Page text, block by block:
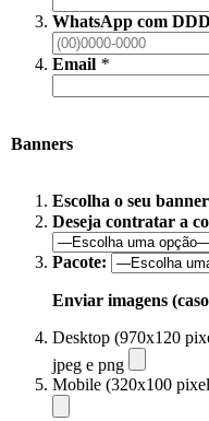
WhatsApp com DDD
Email *
Banners
Escolha o seu
Deseja contratar a
Pacote:
Enviar imagens
Desktop (970x120
jpeg e png
Mobile (320x100